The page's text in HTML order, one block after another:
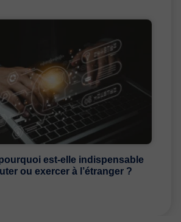
est-elle indispensable
ou exercer à l’étranger ?